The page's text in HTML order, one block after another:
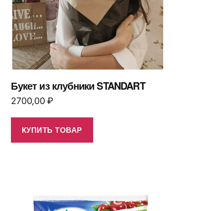
Букет из клубники STANDART
2700,00₽
КУПИТЬ ТОВАР